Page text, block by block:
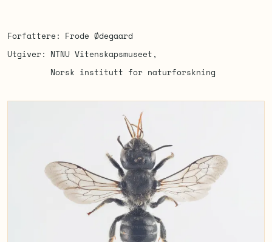
Forfattere
Frode Ødegaard
Utgiver
NTNU Vitenskapsmuseet
Norsk institutt for naturforskning